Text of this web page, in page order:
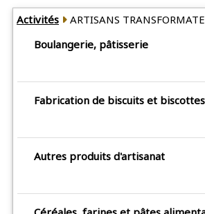
Activités
ARTISANS
Boulangerie, pâtisserie
Fabrication de biscuits et biscottes
Autres produits d'artisanat